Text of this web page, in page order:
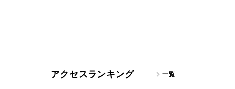
アクセスランキング 一覧